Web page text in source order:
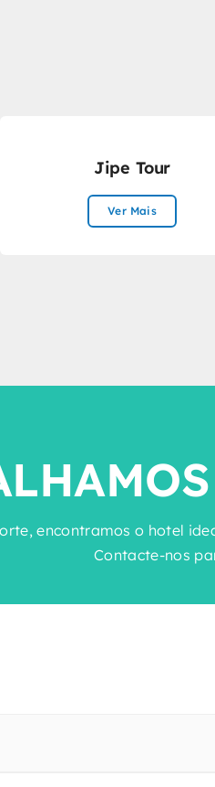
Jipe Tour
Ver Mais
encontramos o hotel
Contacte-nos